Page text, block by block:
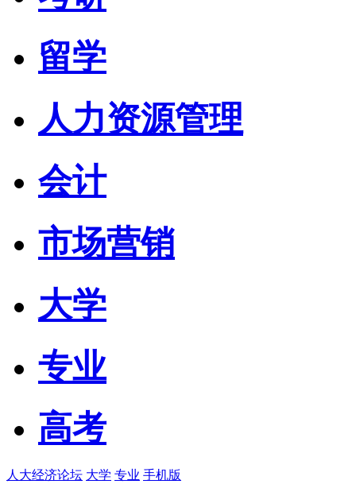
留学
人力资源管理
会计
市场营销
大学
专业
高考
人大经济论坛 大学 专业 手机版